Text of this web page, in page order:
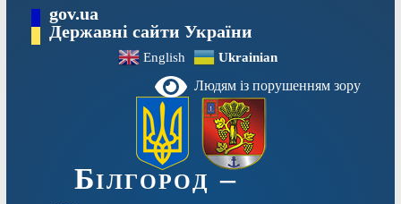
вмісту
gov.ua
Державні сайти України
English Ukrainian
Людям із порушенням зору
Білгород –